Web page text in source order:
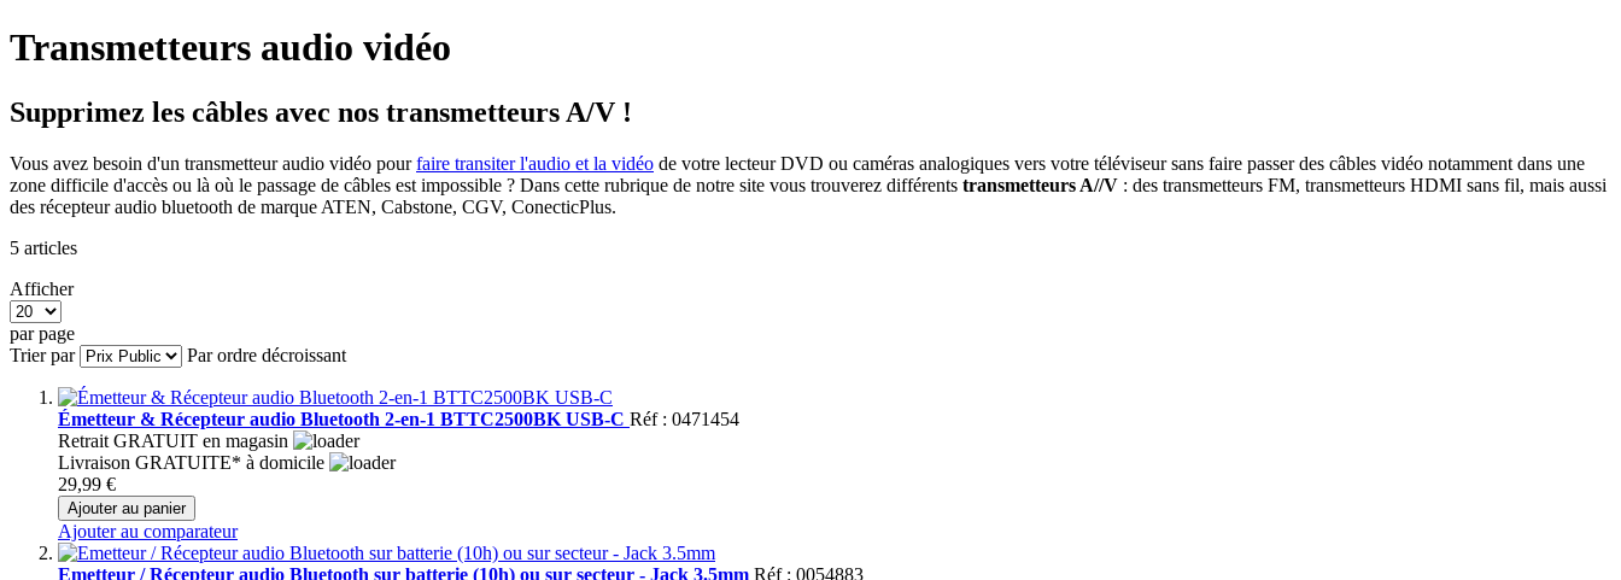
Transmetteurs audio vidéo
Supprimez les câbles avec nos transmetteurs A/V !
Vous avez besoin d'un transmetteur audio vidéo pourfaire transiter l'audio et la vidéo de votre lecteur DVD ou caméras analogiques vers votre téléviseur sans faire passer des câbles vidéo notamment dans une
zone difficile d'accès ou là où le passage de câbles est impossible ? Dans cette rubrique de notre site vous trouverez différents transmetteurs A//V : des transmetteurs FM, transmetteurs HDMI sans fil, mais aussi
des récepteur audio bluetooth de marque ATEN, Cabstone, CGV, ConecticPlus.
5 articles
Afficher
par page
Trier par
Par ordre décroissant
Émetteur & Récepteur audio Bluetooth 2-en-1 BTTC2500BK USB-C Réf : 0471454
Retrait GRATUIT en magasin
Livraison GRATUITE* à domicile
29,99 €
Ajouter au panier
Ajouter au comparateur
Emetteur / Récepteur audio Bluetooth sur batterie (10h) ou sur secteur - Jack 3.5mm Réf : 0054883